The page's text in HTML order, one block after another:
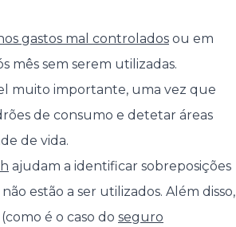
gastos mal controlados ou em
mês sem serem utilizadas.
muito importante, uma vez que
de consumo e detetar áreas
de vida.
ajudam a identificar sobreposições
estão a ser utilizados. Além disso,
é o caso do seguro